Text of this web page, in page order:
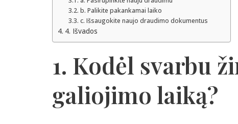
b. Palikite pakankamai laiko
c. Išsaugokite naujo draudimo dokumentus
4. Išvados
1. Kodėl svarbu
galiojimo laiką?